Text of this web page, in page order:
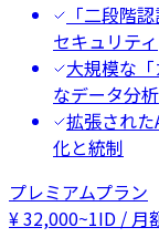
「二段階
セキュリティ
大規模な
なデータ分析
拡張され
化と統制
プレミアムプラン
¥32,000~1ID / 月